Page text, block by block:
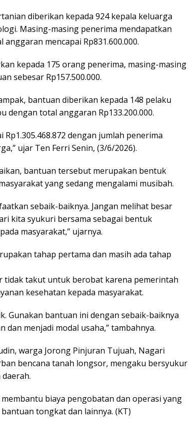
diberikan kepada 924 kepala keluarga
Masing-masing penerima mendapatkan
mencapai Rp831.600.000.
kepada 175 orang penerima, masing-masing
sebesar Rp157.500.000.
bantuan diberikan kepada 148 pelaku
dengan total anggaran Rp133.200.000.
dengan jumlah penerima
ujar Ten Ferri Senin, (3/6/2026).
bantuan tersebut merupakan bentuk
yang sedang mengalami musibah.
sebaik-baiknya. Jangan melihat besar
kita syukuri bersama sebagai bentuk
masyarakat,” ujarnya.
tahap pertama dan masih ada tahap
tidak takut untuk berobat karena pemerintah
kesehatan kepada masyarakat.
Gunakan bantuan ini dengan sebaik-baiknya
menjadi modal usaha,” tambahnya.
warga Jorong Pinjuran Tujuah, Nagari
bencana tanah longsor, mengaku bersyukur
biaya pengobatan dan operasi yang
tongkat dan lainnya. (KT)